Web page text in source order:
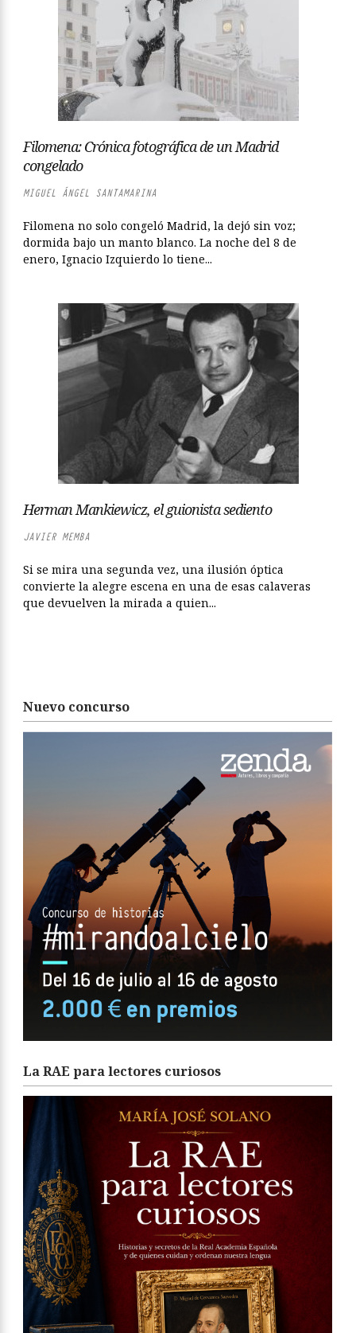
Filomena: Crónica fotográfica de un Madrid
congelado
MIGUEL ÁNGEL SANTAMARINA
Filomena no solo congeló Madrid, la dejó sin voz;
dormida bajo un manto blanco. La noche del 8 de
enero, Ignacio Izquierdo lo tiene...
Herman Mankiewicz, el guionista sediento
JAVIER MEMBA
Si se mira una segunda vez, una ilusión óptica
convierte la alegre escena en una de esas calaveras
que devuelven la mirada a quien...
Nuevo concurso
La RAE para lectores curiosos